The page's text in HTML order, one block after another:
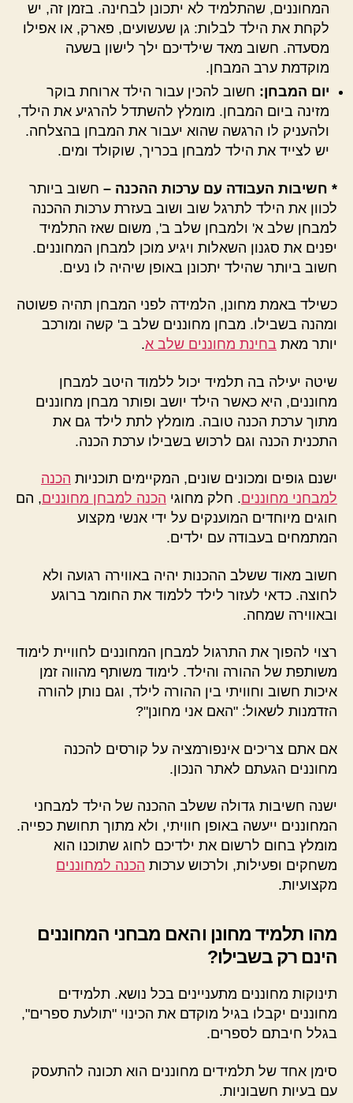
המחוננים, שהתלמיד לא יתכונן לבחינה. בזמן זה, יש
לקחת את הילד לבלות: גן שעשועים, פארק, או אפילו
מסעדה. חשוב מאד שילדיכם ילך לישון בשעה
מוקדמת ערב המבחן.
יום המבחן: חשוב להכין עבור הילד ארוחת בוקר
מזינה ביום המבחן. מומלץ להשתדל להרגיע את הילד,
ולהעניק לו הרגשה שהוא יעבור את המבחן בהצלחה.
יש לצייד את הילד למבחן בכריך, שוקולד ומים.
* חשיבות העבודה עם ערכות ההכנה – חשוב ביותר
לכוון את הילד לתרגל שוב ושוב בעזרת ערכות ההכנה
למבחן שלב א' ולמבחן שלב ב', משום שאז התלמיד
יפנים את סגנון השאלות ויגיע מוכן למבחן המחוננים.
חשוב ביותר שהילד יתכונן באופן שיהיה לו נעים.
כשילד באמת מחונן, הלמידה לפני המבחן תהיה פשוטה
ומהנה בשבילו. מבחן מחוננים שלב ב' קשה ומורכב
יותר מאת בחינת מחוננים שלב א.
שיטה יעילה בה תלמיד יכול ללמוד היטב למבחן
מחוננים, היא כאשר הילד יושב ופותר מבחן מחוננים
מתוך ערכת הכנה טובה. מומלץ לתת לילד גם את
התכנית הכנה וגם לרכוש בשבילו ערכת הכנה.
ישנם גופים ומכונים שונים, המקיימים תוכניות הכנה
למבחני מחוננים. חלק מחוגי הכנה למבחן מחוננים, הם
חוגים מיוחדים המוענקים על ידי אנשי מקצוע
המתמחים בעבודה עם ילדים.
חשוב מאוד ששלב ההכנות יהיה באווירה רגועה ולא
לחוצה. כדאי לעזור לילד ללמוד את החומר ברוגע
ובאווירה שמחה.
רצוי להפוך את התרגול למבחן המחוננים לחוויית לימוד
משותפת של ההורה והילד. לימוד משותף מהווה זמן
איכות חשוב וחוויתי בין ההורה לילד, וגם נותן להורה
הזדמנות לשאול: "האם אני מחונן"?
אם אתם צריכים אינפורמציה על קורסים להכנה
מחוננים הגעתם לאתר הנכון.
ישנה חשיבות גדולה ששלב ההכנה של הילד למבחני
המחוננים ייעשה באופן חוויתי, ולא מתוך תחושת כפייה.
מומלץ בחום לרשום את ילדיכם לחוג שתוכנו הוא
משחקים ופעילות, ולרכוש ערכות הכנה למחוננים
מקצועיות.
מהו תלמיד מחונן והאם מבחני המחוננים
הינם רק בשבילו?
תינוקות מחוננים מתעניינים בכל נושא. תלמידים
מחוננים יקבלו בגיל מוקדם את הכינוי "תולעת ספרים",
בגלל חיבתם לספרים.
סימן אחד של תלמידים מחוננים הוא תכונה להתעסק
עם בעיות חשבוניות.